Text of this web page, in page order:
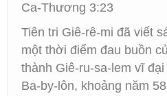
Ca-Thương 3:23
Tiên tri Giê-rê-mi đã viết
một thời điểm đau buồn
thành Giê-ru-sa-lem vĩ
Ba-by-lôn, khoảng năm